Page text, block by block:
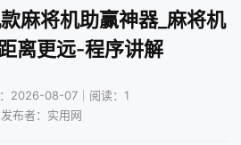
麻将机助赢神器_麻将机
离更远-程序讲解
2026-08-07｜阅读：1
发布者：实用网